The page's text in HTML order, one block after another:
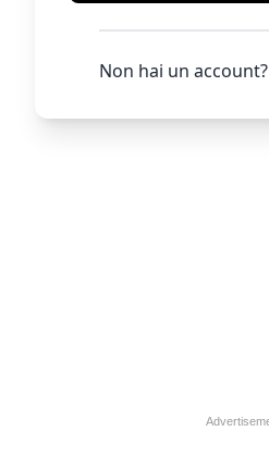
Non hai un account?